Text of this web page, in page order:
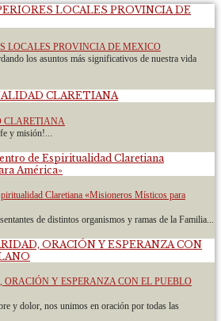
LOCALES PROVINCIA DE MEXICO
los asuntos más significativos de nuestra vida
CLARETIANA
y misión!...
Claretiana «Misioneros Místicos para
de distintos organismos y ramas de la Familia...
Y ESPERANZA CON EL PUEBLO
y dolor, nos unimos en oración por todas las